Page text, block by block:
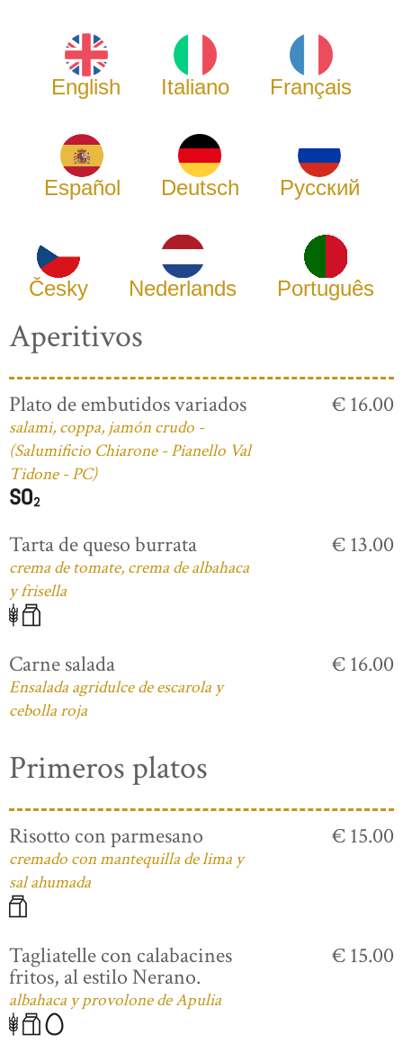
English Italiano Français
Español Deutsch Русский
Česky Nederlands Português
Aperitivos
Plato de embutidos variados
salami, coppa, jamón crudo -
(Salumificio Chiarone - Pianello Val
Tidone - PC)
€ 16.00
Tarta de queso burrata
crema de tomate, crema de albahaca
y frisella
€ 13.00
Carne salada
Ensalada agridulce de escarola y
cebolla roja
€ 16.00
Primeros platos
Risotto con parmesano
cremado con mantequilla de lima y
sal ahumada
€ 15.00
Tagliatelle con calabacines
fritos, al estilo Nerano.
albahaca y provolone de Apulia
€ 15.00